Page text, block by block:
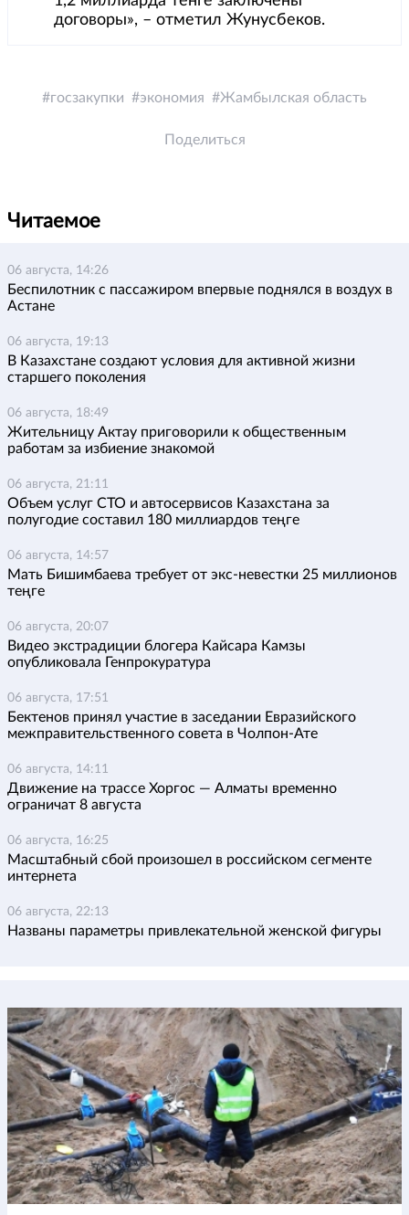
договоры», – отметил Жунусбеков.
госзакупки экономия Жамбылская область
Поделиться
Читаемое
06 августа, 14:26
Беспилотник с пассажиром впервые поднялся в воздух в
Астане
06 августа, 19:13
В Казахстане создают условия для активной жизни
старшего поколения
06 августа, 18:49
Жительницу Актау приговорили к общественным
работам за избиение знакомой
06 августа, 21:11
Объем услуг СТО и автосервисов Казахстана за
полугодие составил 180 миллиардов теңге
06 августа, 14:57
Мать Бишимбаева требует от экс-невестки 25 миллионов
теңге
06 августа, 20:07
Видео экстрадиции блогера Кайсара Камзы
опубликовала Генпрокуратура
06 августа, 17:51
Бектенов принял участие в заседании Евразийского
межправительственного совета в Чолпон-Ате
06 августа, 14:11
Движение на трассе Хоргос — Алматы временно
ограничат 8 августа
06 августа, 16:25
Масштабный сбой произошел в российском сегменте
интернета
06 августа, 22:13
Названы параметры привлекательной женской фигуры